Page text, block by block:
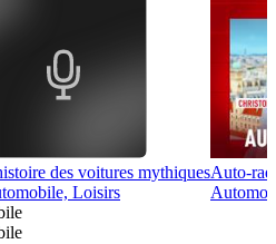
des voitures mythiques
Loisirs
Auto-